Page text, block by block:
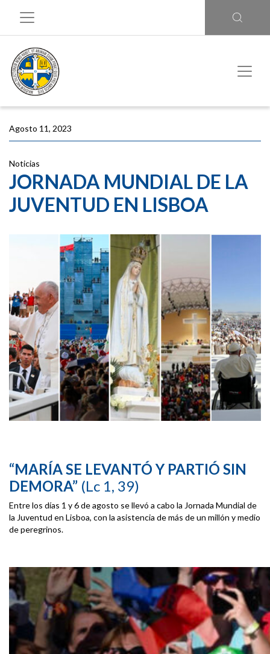
Agosto 11, 2023
Noticias
JORNADA MUNDIAL DE LA
JUVENTUD EN LISBOA
“MARÍA SE LEVANTÓ Y PARTIÓ SIN
DEMORA” (Lc 1, 39)
Entre los días 1 y 6 de agosto se llevó a cabo la Jornada Mundial de
la Juventud en Lisboa, con la asistencia de más de un millón y medio
de peregrinos.